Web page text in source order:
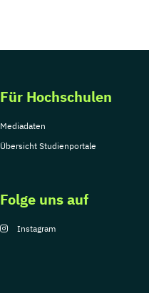
Für Hochschulen
Mediadaten
Übersicht Studienportale
Folge uns auf
Instagram